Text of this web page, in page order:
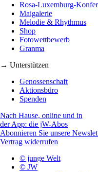
Rosa-Luxemburg-
Maigalerie
Melodie & Rhythmus
Shop
Fotowettbewerb
Granma
→ Unterstützen
Genossenschaft
Aktionsbüro
Spenden
Nach Hause, online und in
der App: die jW-Abos
Abonnieren Sie unsere
Vertrag widerrufen
© junge Welt
© JW